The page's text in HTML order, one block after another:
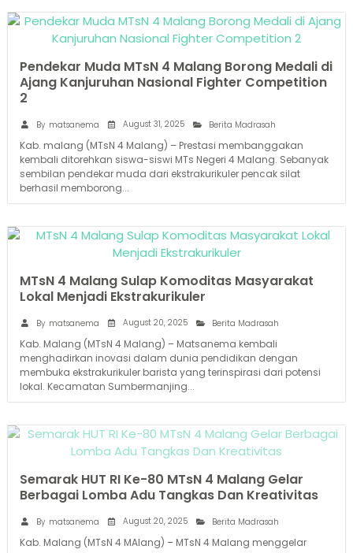
Pendekar Muda MTsN 4 Malang Borong Medali di
Ajang Kanjuruhan Nasional Fighter Competition
2
By matsanema August 31, 2025 Berita Madrasah
Kab. malang (MTsN 4 Malang) – Prestasi membanggakan
kembali ditorehkan siswa-siswi MTs Negeri 4 Malang. Sebanyak
sembilan pendekar muda dari ekstrakurikuler pencak silat
berhasil memborong...
MTsN 4 Malang Sulap Komoditas Masyarakat
Lokal Menjadi Ekstrakurikuler
By matsanema August 20, 2025 Berita Madrasah
Kab. Malang (MTsN 4 Malang) – Matsanema kembali
menghadirkan inovasi dalam dunia pendidikan dengan
membuka ekstrakurikuler barista yang terinspirasi dari potensi
lokal. Kecamatan Sumbermanjing...
Semarak HUT RI Ke-80 MTsN 4 Malang Gelar
Berbagai Lomba Adu Tangkas Dan Kreativitas
By matsanema August 20, 2025 Berita Madrasah
Kab. Malang (MTsN 4 MAlang) – MTsN 4 Malang menggelar